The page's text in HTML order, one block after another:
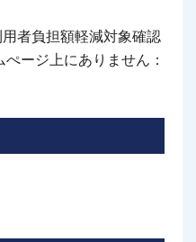
者負担額軽減対象確認
ージ上にありません：